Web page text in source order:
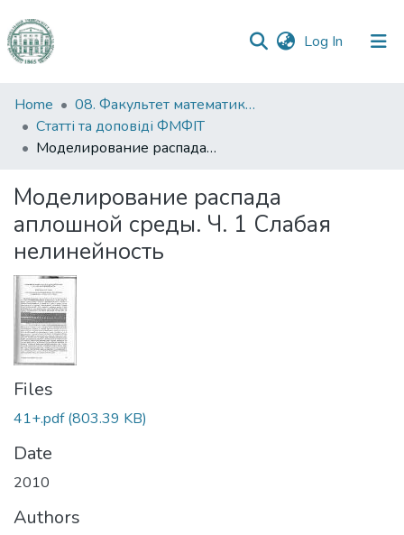
Log In (current)
Communities
&
Collections
Statistics
Home
08. Факультет математики, фізики та інформаційних технологій
Статті та доповіді ФМФІТ
Моделирование распада аплошной среды. Ч. 1 Слабая нелинейность
Моделирование распада
аплошной среды. Ч. 1 Слабая
нелинейность
Files
41+.pdf(803.39 KB)
Date
2010
Authors